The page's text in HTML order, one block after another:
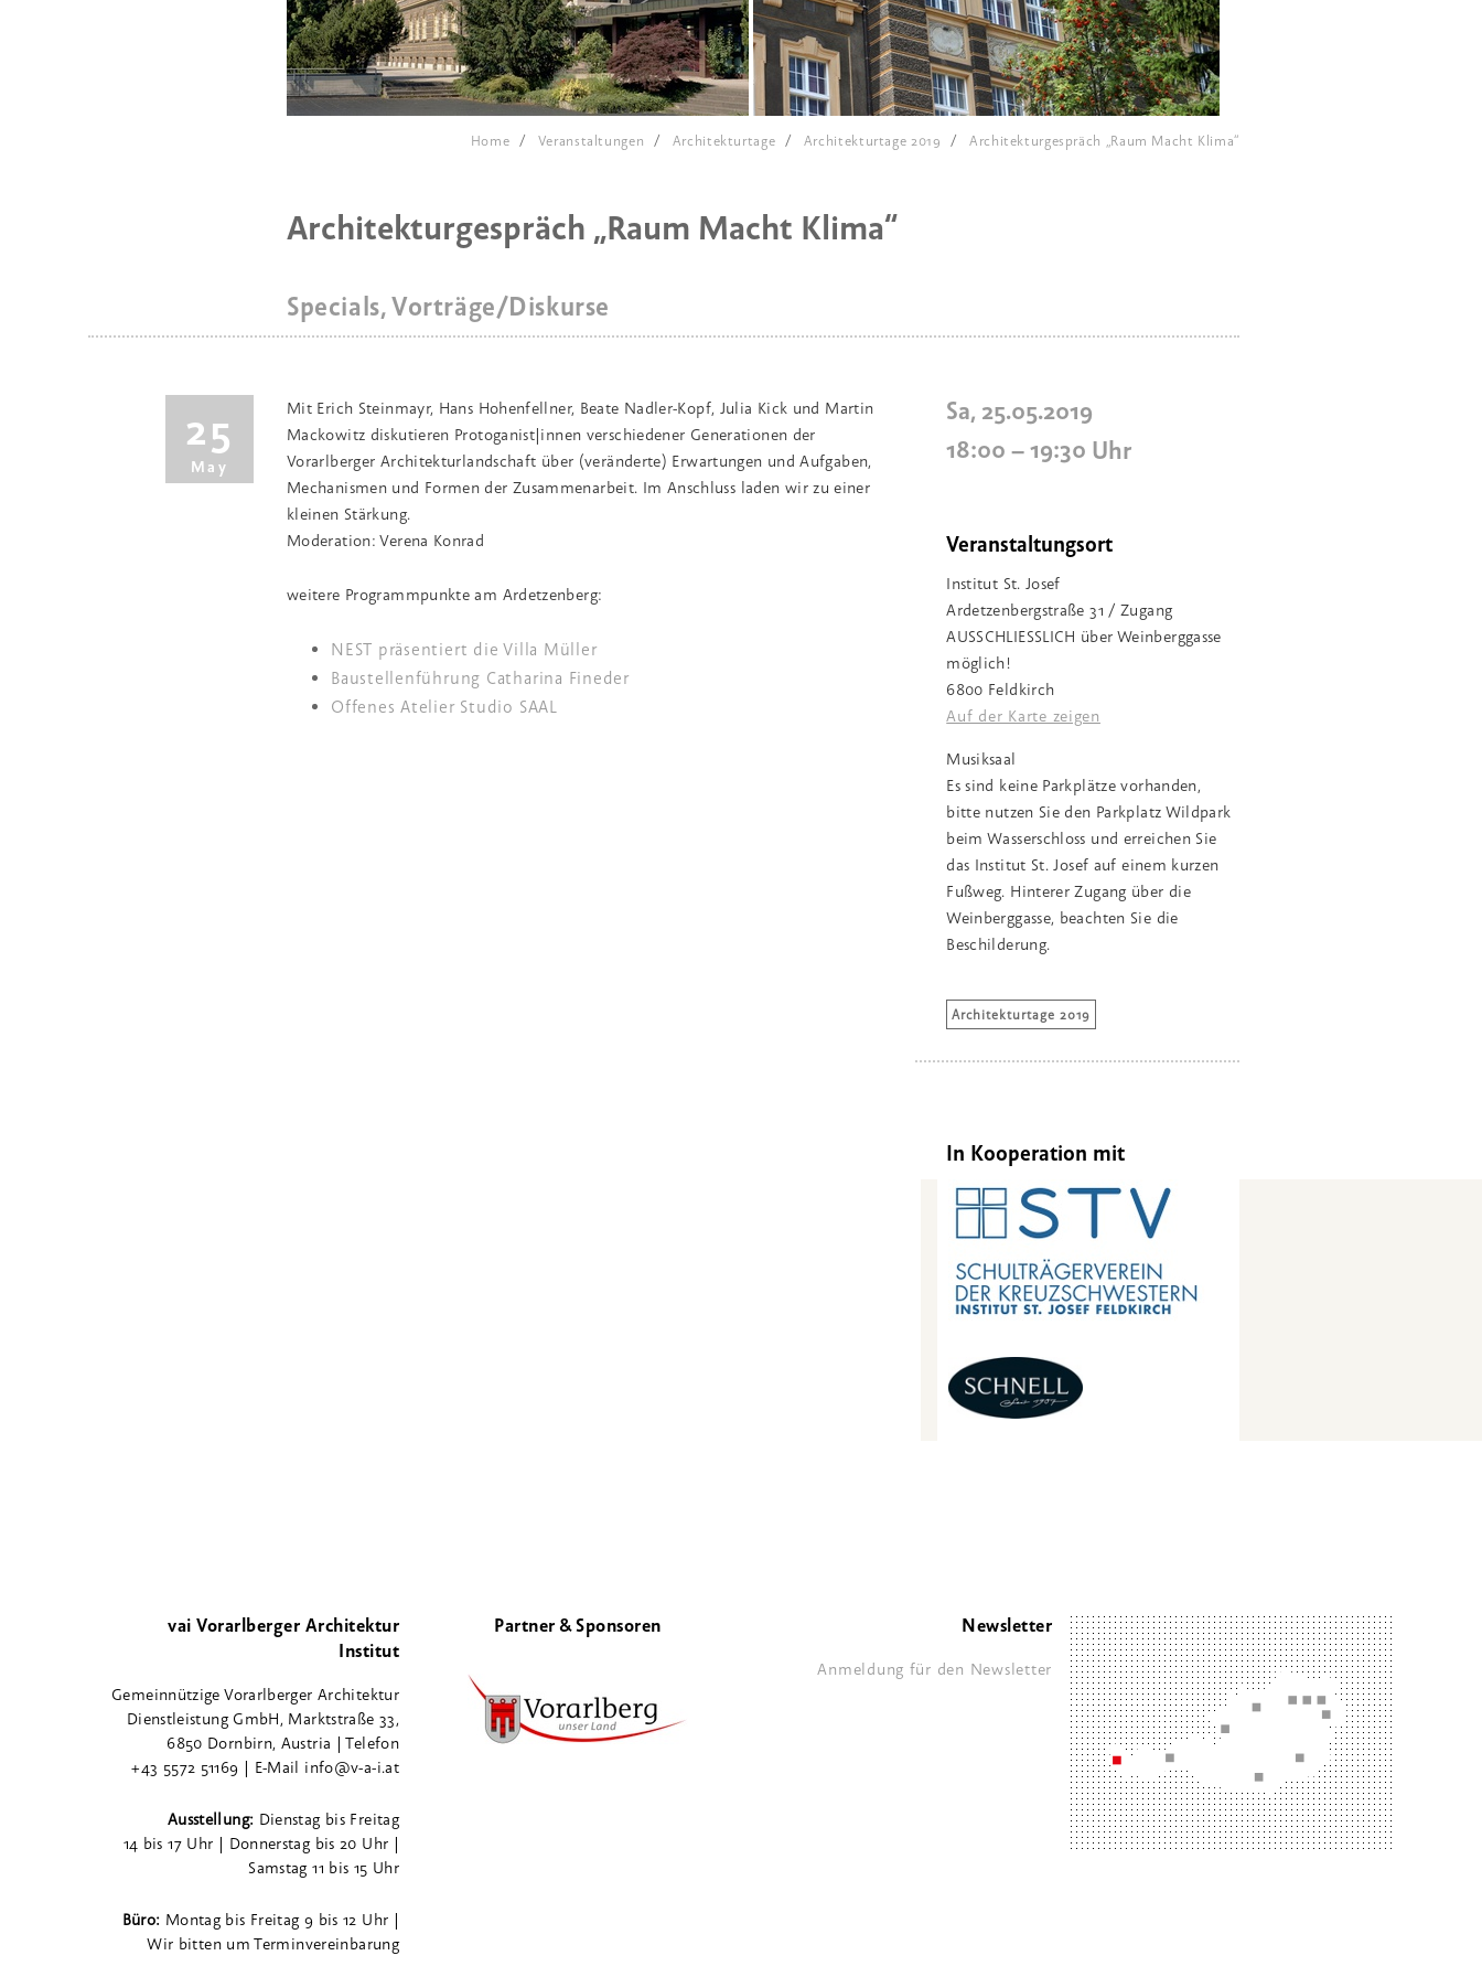
Home Veranstaltungen Architekturtage Architekturtage 2019 Architekturgespräch „Raum Macht Klima“
Architekturgespräch „Raum Macht Klima“
Specials, Vorträge/Diskurse
25
May
Sa, 25.05.2019
18:00 –19:30 Uhr
Veranstaltungsort
Institut St. Josef
Ardetzenbergstraße 31 / Zugang
AUSSCHLIESSLICH über Weinberggasse
möglich!
6800 Feldkirch
Auf der Karte zeigen
Musiksaal
Es sind keine Parkplätze vorhanden,
bitte nutzen Sie den Parkplatz Wildpark
beim Wasserschloss und erreichen Sie
das Institut St. Josef auf einem kurzen
Fußweg. Hinterer Zugang über die
Weinberggasse, beachten Sie die
Beschilderung.
Architekturtage 2019
Mit Erich Steinmayr, Hans Hohenfellner, Beate Nadler-Kopf, Julia Kick und Martin
Mackowitz diskutieren Protoganist|innen verschiedener Generationen der
Vorarlberger Architekturlandschaft über (veränderte) Erwartungen und Aufgaben,
Mechanismen und Formen der Zusammenarbeit. Im Anschluss laden wir zu einer
kleinen Stärkung.
Moderation: Verena Konrad
weitere Programmpunkte am Ardetzenberg:
NEST präsentiert die Villa Müller
Baustellenführung Catharina Fineder
Offenes Atelier Studio SAAL
In Kooperation mit
vai Vorarlberger Architektur
Institut
Gemeinnützige Vorarlberger Architektur
Dienstleistung GmbH, Marktstraße 33,
6850 Dornbirn, Austria | Telefon
+43 5572 51169 | E-Mail info@v-a-i.at
Ausstellung: Dienstag bis Freitag
14 bis 17 Uhr | Donnerstag bis 20 Uhr |
Samstag 11 bis 15 Uhr
Büro: Montag bis Freitag 9 bis 12 Uhr |
Wir bitten um Terminvereinbarung
Partner & Sponsoren Newsletter
Anmeldung für den Newsletter